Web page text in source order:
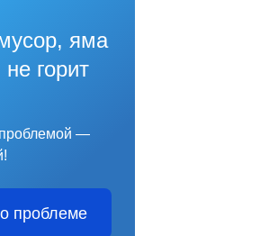
яма
горит
проблемой —
проблеме